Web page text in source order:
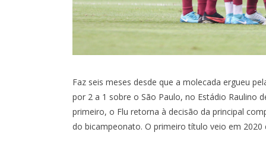
Faz seis meses desde que a molecada ergueu
por 2 a 1 sobre o São Paulo, no Estádio Raulino
primeiro, o Flu retorna à decisão da principal
do bicampeonato. O primeiro título veio em 2020
MARACANÃ